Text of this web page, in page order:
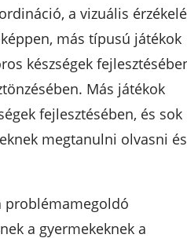
a vizuális
más típusú játékok
készségek
Más játékok
fejlesztésében, és sok
megtanulni olvasni és
problémamegoldó
a gyermekeknek a